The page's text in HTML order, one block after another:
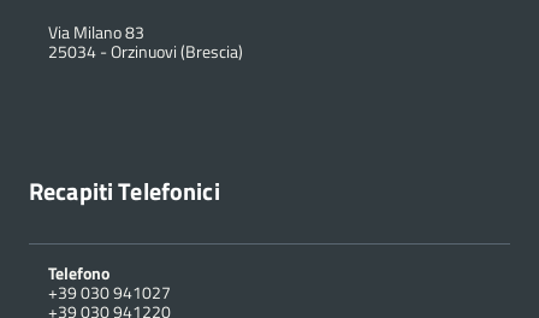
Via Milano 83
25034-Orzinuovi (Brescia)
Recapiti Telefonici
Telefono
+39 030 941027
+39 030 941220